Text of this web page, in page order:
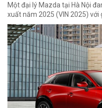
Một đại lý Mazda tại Hà Nội
xuất năm 2025 (VIN 2025) với